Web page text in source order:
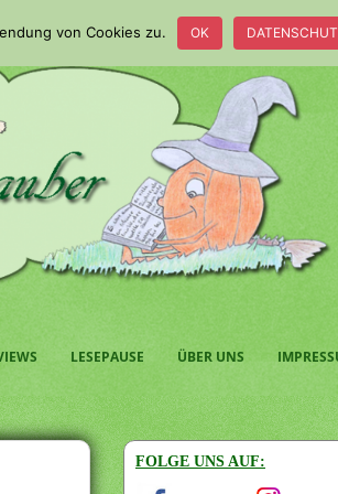
LESEPAUSE ÜBER UNS
FOLGE UNS AUF:
von Cookies zu. OK